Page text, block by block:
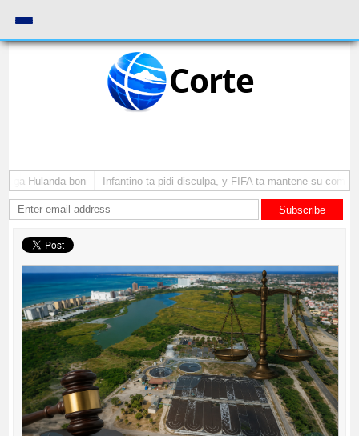
Corte
Hulanda bon Infantino ta pidi disculpa, y FIFA ta mantene su como
Subscribe